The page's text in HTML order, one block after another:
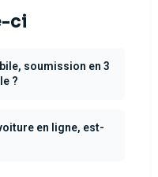
ci
soumission en 3
?
en ligne, est-